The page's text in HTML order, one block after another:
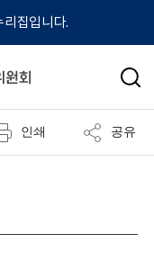
리집입니다.
검
인쇄 공유